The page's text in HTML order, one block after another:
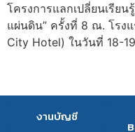
โครงการแลกเปลี่ยนเรีย
แผ่นดิน” ครั้งที่ 8 ณ. โรง
City Hotel) ในวันที่ 18-
งานบัญชี